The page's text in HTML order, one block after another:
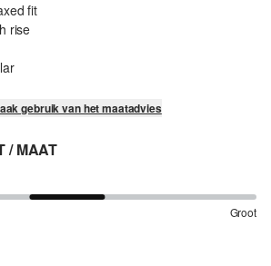
fit
rise
gebruik van het maatadvies
/ MAAT
Groot